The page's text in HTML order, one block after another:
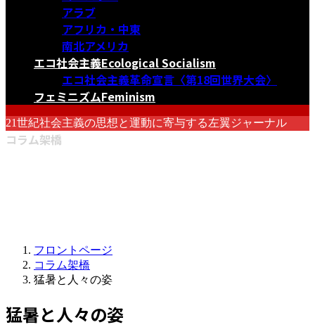
アラブ
アフリカ・中東
南北アメリカ
エコ社会主義Ecological Socialism
エコ社会主義革命宣言〈第18回世界大会〉
フェミニズムFeminism
21世紀社会主義の思想と運動に寄与する左翼ジャーナル
コラム架橋
フロントページ
コラム架橋
猛暑と人々の姿
猛暑と人々の姿